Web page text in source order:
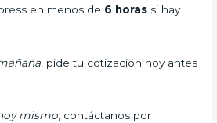
en menos de 6 horas si hay
, pide tu cotización hoy antes
mismo, contáctanos por